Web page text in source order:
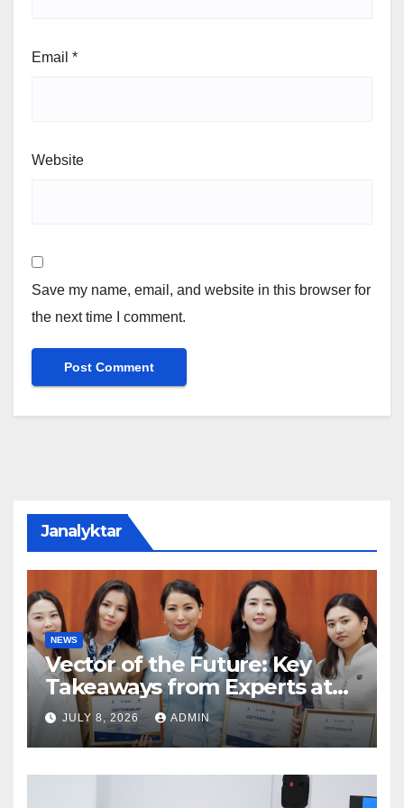
Email *
Website
Save my name, email, and website in this browser for
the next time I comment.
Janalyktar
NEWS
Vector of the Future: Key
Takeaways from Experts at
the Jastar Research Hub
Accelerator
JULY 8, 2026 ADMIN